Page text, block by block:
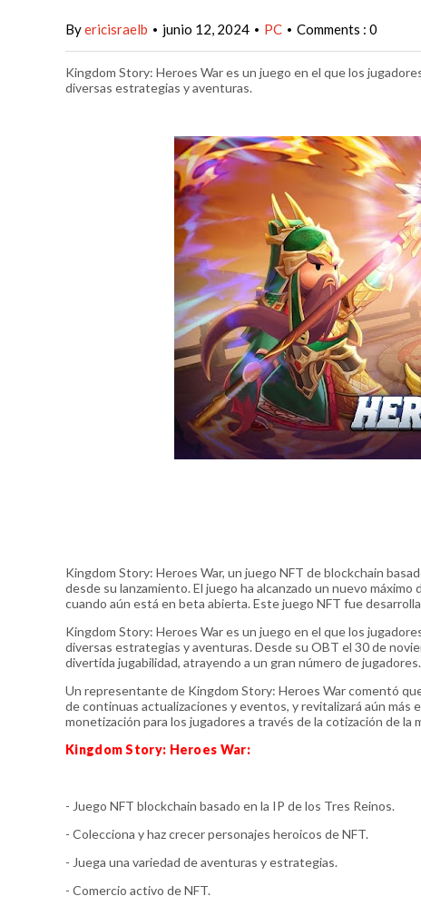
Byericisraelb • junio 12, 2024 • PC • Comments : 0
Kingdom Story: Heroes War es un juego en el que los
diversas estrategias y aventuras.
Kingdom Story: Heroes War, un juego NFT de blockchain
desde su lanzamiento. El juego ha alcanzado un nuevo
cuando aún está en beta abierta. Este juego NFT fue
Kingdom Story: Heroes War es un juego en el que los
diversas estrategias y aventuras. Desde su OBT el 30 de
divertida jugabilidad, atrayendo a un gran número de jugadores.
Un representante de Kingdom Story: Heroes War comentó
de continuas actualizaciones y eventos, y revitalizará aún
monetización para los jugadores a través de la cotización de la
Kingdom Story: Heroes War:
- Juego NFT blockchain basado en la IP de los Tres Reinos.
- Colecciona y haz crecer personajes heroicos de NFT.
- Juega una variedad de aventuras y estrategias.
- Comercio activo de NFT.